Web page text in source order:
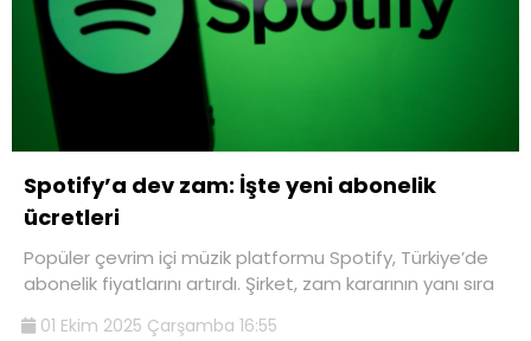
Spotify’a dev zam: İşte yeni abonelik
ücretleri
Popüler çevrim içi müzik platformu Spotify, Türkiye’de
abonelik fiyatlarını artırdı. Şirket, zam kararının yanı sıra
01 Ekim 2025 Çarşamba 16:55